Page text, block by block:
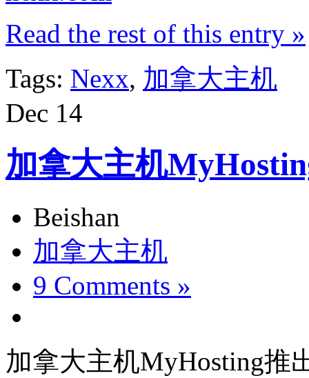
Read the rest of this entry »
Tags: Nexx, 加拿大主机
Dec 14
加拿大主机
Beishan
加拿大主机
9 Comments »
加拿大主机MyHosting推